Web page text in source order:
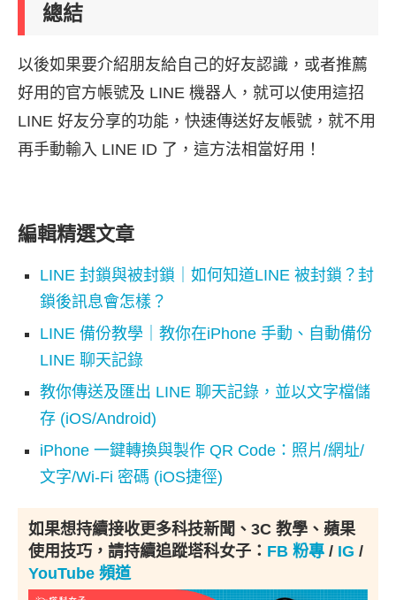
總結
以後如果要介紹朋友給自己的好友認識，或者推薦
好用的官方帳號及 LINE 機器人，就可以使用這招
LINE 好友分享的功能，快速傳送好友帳號，就不用
再手動輸入 LINE ID 了，這方法相當好用！
編輯精選文章
LINE 封鎖與被封鎖｜如何知道LINE 被封鎖？封
鎖後訊息會怎樣？
LINE 備份教學｜教你在iPhone 手動、自動備份
LINE 聊天記錄
教你傳送及匯出 LINE 聊天記錄，並以文字檔儲
存 (iOS/Android)
iPhone 一鍵轉換與製作 QR Code：照片/網址/
文字/Wi-Fi 密碼 (iOS捷徑)
如果想持續接收更多科技新聞、3C 教學、蘋果
使用技巧，請持續追蹤塔科女子： FB 粉專 / IG /
YouTube 頻道